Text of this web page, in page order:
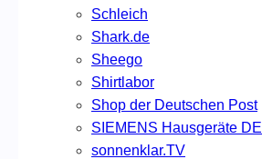
Schleich
Shark.de
Sheego
Shirtlabor
Shop der Deutschen Post
SIEMENS Hausgeräte DE
sonnenklar.TV